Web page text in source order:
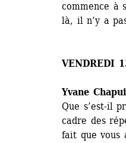
commence à
là, il n’y a
VENDREDI
Yvane
Que s’est-il
cadre des
fait que vous